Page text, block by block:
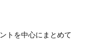
トを中心にまとめて